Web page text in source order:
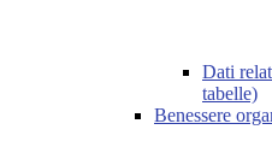
Dati
tabelle)
Benessere